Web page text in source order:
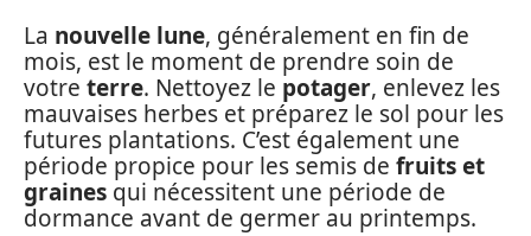
La nouvelle lune, généralement en fin de
mois, est le moment de prendre soin de
votre terre. Nettoyez le potager, enlevez les
mauvaises herbes et préparez le sol pour les
futures plantations. C’est également une
période propice pour les semis de fruits et
graines qui nécessitent une période de
dormance avant de germer au printemps.